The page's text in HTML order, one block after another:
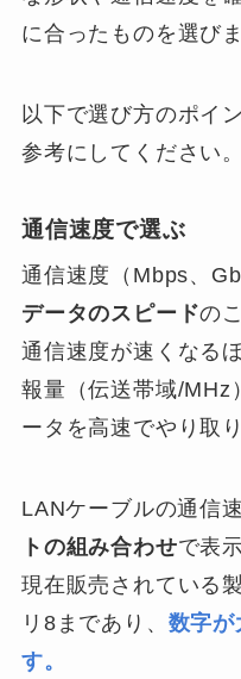
に合ったものを選び
以下で選び方のポイ
参考にしてください。
通信速度で選ぶ
通信速度（Mbps、
データのスピードの
通信速度が速くなる
報量（伝送帯域/MHz
ータを高速でやり取
LANケーブルの通信
トの組み合わせで表
現在販売されている
リ8まであり、 数字が
す。